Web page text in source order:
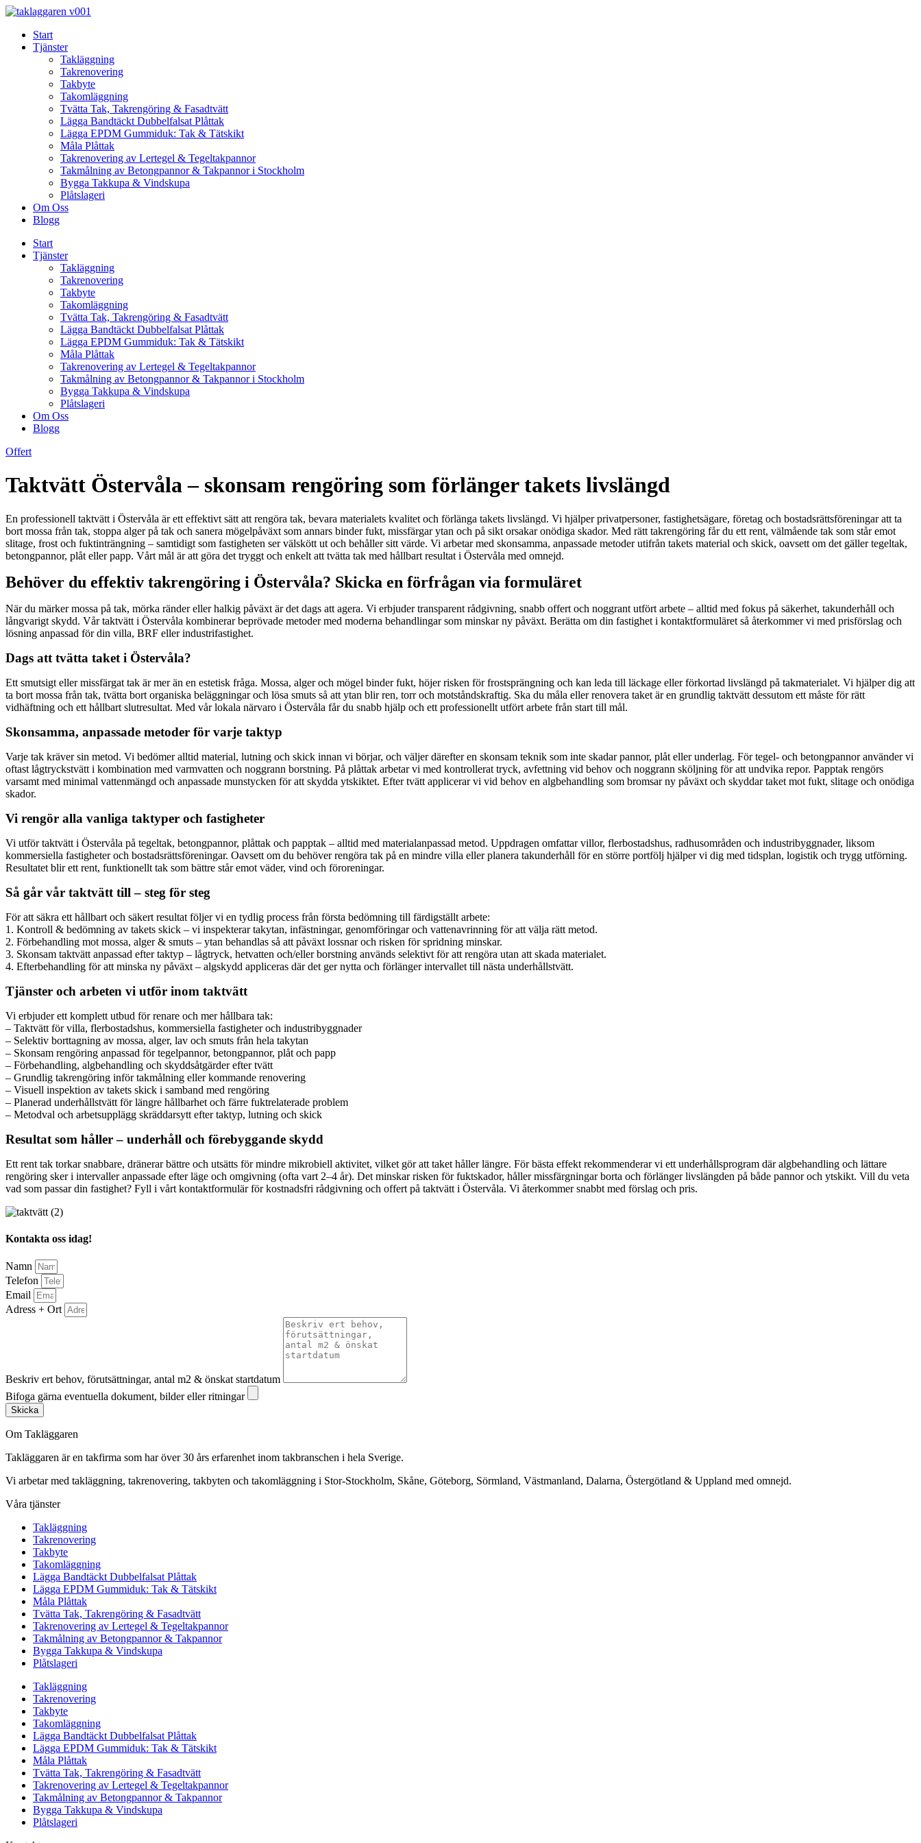
Skip
contentStart
Tjänster
Takläggning
Takrenovering
Takbyte
Takomläggning
Tvätta Tak, Takrengöring & Fasadtvätt
Lägga Bandtäckt Dubbelfalsat Plåttak
Lägga EPDM Gummiduk: Tak & Tätskikt
Måla Plåttak
Takrenovering av Lertegel & Tegeltakpannor
Takmålning av Betongpannor & Takpannor i Stockholm
Bygga Takkupa & Vindskupa
Plåtslageri
Om Oss
Blogg
Start
Tjänster
Takläggning
Takrenovering
Takbyte
Takomläggning
Tvätta Tak, Takrengöring & Fasadtvätt
Lägga Bandtäckt Dubbelfalsat Plåttak
Lägga EPDM Gummiduk: Tak & Tätskikt
Måla Plåttak
Takrenovering av Lertegel & Tegeltakpannor
Takmålning av Betongpannor & Takpannor i Stockholm
Bygga Takkupa & Vindskupa
Plåtslageri
Om Oss
Blogg
Offert
Taktvätt Östervåla – skonsam rengöring som förlänger takets livslängd
En professionell taktvätt i Östervåla är ett effektivt sätt att rengöra tak, bevara materialets kvalitet och förlänga takets livslängd. Vi hjälper privatpersoner, fastighetsägare, företag och bostadsrättsföreningar att ta
bort mossa från tak, stoppa alger på tak och sanera mögelpåväxt som annars binder fukt, missfärgar ytan och på sikt orsakar onödiga skador. Med rätt takrengöring får du ett rent, välmående tak som står emot
slitage, frost och fuktinträngning – samtidigt som fastigheten ser välskött ut och behåller sitt värde. Vi arbetar med skonsamma, anpassade metoder utifrån takets material och skick, oavsett om det gäller tegeltak,
betongpannor, plåt eller papp. Vårt mål är att göra det tryggt och enkelt att tvätta tak med hållbart resultat i Östervåla med omnejd.
Behöver du effektiv takrengöring i Östervåla? Skicka en förfrågan via formuläret
När du märker mossa på tak, mörka ränder eller halkig påväxt är det dags att agera. Vi erbjuder transparent rådgivning, snabb offert och noggrant utfört arbete – alltid med fokus på säkerhet, takunderhåll och
långvarigt skydd. Vår taktvätt i Östervåla kombinerar beprövade metoder med moderna behandlingar som minskar ny påväxt. Berätta om din fastighet i kontaktformuläret så återkommer vi med prisförslag och
lösning anpassad för din villa, BRF eller industrifastighet.
Dags att tvätta taket i Östervåla?
Ett smutsigt eller missfärgat tak är mer än en estetisk fråga. Mossa, alger och mögel binder fukt, höjer risken för frostsprängning och kan leda till läckage eller förkortad livslängd på takmaterialet. Vi hjälper dig att
ta bort mossa från tak, tvätta bort organiska beläggningar och lösa smuts så att ytan blir ren, torr och motståndskraftig. Ska du måla eller renovera taket är en grundlig taktvätt dessutom ett måste för rätt
vidhäftning och ett hållbart slutresultat. Med vår lokala närvaro i Östervåla får du snabb hjälp och ett professionellt utfört arbete från start till mål.
Skonsamma, anpassade metoder för varje taktyp
Varje tak kräver sin metod. Vi bedömer alltid material, lutning och skick innan vi börjar, och väljer därefter en skonsam teknik som inte skadar pannor, plåt eller underlag. För tegel- och betongpannor använder vi
oftast lågtryckstvätt i kombination med varmvatten och noggrann borstning. På plåttak arbetar vi med kontrollerat tryck, avfettning vid behov och noggrann sköljning för att undvika repor. Papptak rengörs
varsamt med minimal vattenmängd och anpassade munstycken för att skydda ytskiktet. Efter tvätt applicerar vi vid behov en algbehandling som bromsar ny påväxt och skyddar taket mot fukt, slitage och onödiga
skador.
Vi rengör alla vanliga taktyper och fastigheter
Vi utför taktvätt i Östervåla på tegeltak, betongpannor, plåttak och papptak – alltid med materialanpassad metod. Uppdragen omfattar villor, flerbostadshus, radhusområden och industribyggnader, liksom
kommersiella fastigheter och bostadsrättsföreningar. Oavsett om du behöver rengöra tak på en mindre villa eller planera takunderhåll för en större portfölj hjälper vi dig med tidsplan, logistik och trygg utförning.
Resultatet blir ett rent, funktionellt tak som bättre står emot väder, vind och föroreningar.
Så går vår taktvätt till – steg för steg
För att säkra ett hållbart och säkert resultat följer vi en tydlig process från första bedömning till färdigställt arbete:
1. Kontroll & bedömning av takets skick – vi inspekterar takytan, infästningar, genomföringar och vattenavrinning för att välja rätt metod.
2. Förbehandling mot mossa, alger & smuts – ytan behandlas så att påväxt lossnar och risken för spridning minskar.
3. Skonsam taktvätt anpassad efter taktyp – lågtryck, hetvatten och/eller borstning används selektivt för att rengöra utan att skada materialet.
4. Efterbehandling för att minska ny påväxt – algskydd appliceras där det ger nytta och förlänger intervallet till nästa underhållstvätt.
Tjänster och arbeten vi utför inom taktvätt
Vi erbjuder ett komplett utbud för renare och mer hållbara tak:
– Taktvätt för villa, flerbostadshus, kommersiella fastigheter och industribyggnader
– Selektiv borttagning av mossa, alger, lav och smuts från hela takytan
– Skonsam rengöring anpassad för tegelpannor, betongpannor, plåt och papp
– Förbehandling, algbehandling och skyddsåtgärder efter tvätt
– Grundlig takrengöring inför takmålning eller kommande renovering
– Visuell inspektion av takets skick i samband med rengöring
– Planerad underhållstvätt för längre hållbarhet och färre fuktrelaterade problem
– Metodval och arbetsupplägg skräddarsytt efter taktyp, lutning och skick
Resultat som håller – underhåll och förebyggande skydd
Ett rent tak torkar snabbare, dränerar bättre och utsätts för mindre mikrobiell aktivitet, vilket gör att taket håller längre. För bästa effekt rekommenderar vi ett underhållsprogram där algbehandling och lättare
rengöring sker i intervaller anpassade efter läge och omgivning (ofta vart 2–4 år). Det minskar risken för fuktskador, håller missfärgningar borta och förlänger livslängden på både pannor och ytskikt. Vill du veta
vad som passar din fastighet? Fyll i vårt kontaktformulär för kostnadsfri rådgivning och offert på taktvätt i Östervåla. Vi återkommer snabbt med förslag och pris.
Kontakta oss idag!
Namn
Telefon
Email
Adress + Ort
Beskriv ert behov, förutsättningar, antal m2 & önskat startdatum
Bifoga gärna eventuella dokument, bilder eller ritningar
Skicka
Om Takläggaren
Takläggaren är en takfirma som har över 30 års erfarenhet inom takbranschen i hela Sverige.
Vi arbetar med takläggning, takrenovering, takbyten och takomläggning i Stor-Stockholm, Skåne, Göteborg, Sörmland, Västmanland, Dalarna, Östergötland & Uppland med omnejd.
Våra tjänster
Takläggning
Takrenovering
Takbyte
Takomläggning
Lägga Bandtäckt Dubbelfalsat Plåttak
Lägga EPDM Gummiduk: Tak & Tätskikt
Måla Plåttak
Tvätta Tak, Takrengöring & Fasadtvätt
Takrenovering av Lertegel & Tegeltakpannor
Takmålning av Betongpannor & Takpannor
Bygga Takkupa & Vindskupa
Plåtslageri
Takläggning
Takrenovering
Takbyte
Takomläggning
Lägga Bandtäckt Dubbelfalsat Plåttak
Lägga EPDM Gummiduk: Tak & Tätskikt
Måla Plåttak
Tvätta Tak, Takrengöring & Fasadtvätt
Takrenovering av Lertegel & Tegeltakpannor
Takmålning av Betongpannor & Takpannor
Bygga Takkupa & Vindskupa
Plåtslageri